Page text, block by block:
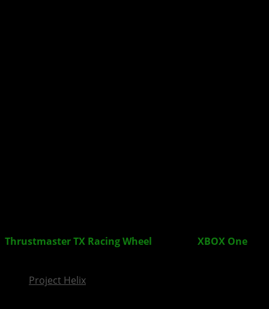
Thrustmaster TX Racing Wheel
XBOX One
Project Helix